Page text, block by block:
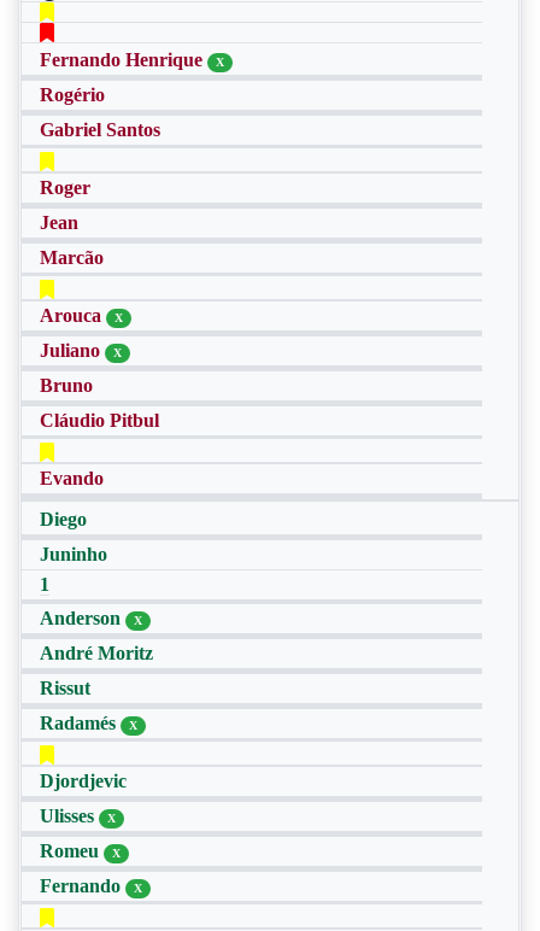
Fernando Henrique X
Rogério
Gabriel Santos
Roger
Jean
Marcão
Arouca X
Juliano X
Bruno
Cláudio Pitbul
Evando
Diego
Juninho
1
Anderson
X
André Moritz
Rissut
Radamés
X
Djordjevic
Ulisses
X
Romeu X
Fernando X